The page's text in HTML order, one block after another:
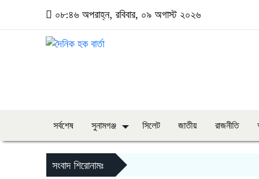
০৮:৪৬ অপরাহ্ন, রবিবার, ০৯ অগাস্ট ২০২৬
সর্বশেষ সুনামগঞ্জ সিলেট জাতীয় রাজনীতি
সংবাদ শিরোনামঃ